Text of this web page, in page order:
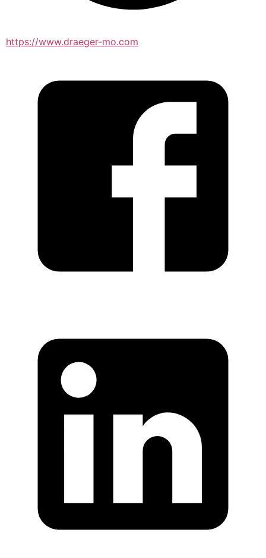
https://www.draeger-mo.com